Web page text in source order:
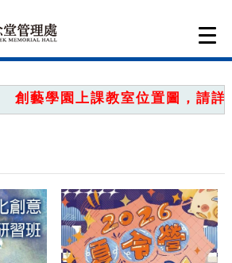
創藝學園上課教室位置圖，請詳見